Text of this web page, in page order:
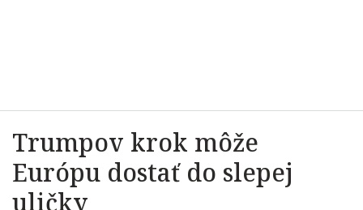
Trumpov krok môže
Európu dostať do slepej
uličky